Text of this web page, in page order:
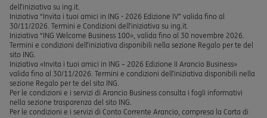
dell’iniziativa su ing.it.
Iniziativa “Invita i tuoi amici in ING - 2026 Edizione IV” valida fino al
30/11/2026. Termini e Condizioni dell’iniziativa su ing.it.
Iniziativa “ING Welcome Business 100», valida fino al 30 novembre 2026.
Termini e condizioni dell’iniziativa disponibili nella sezione Regalo per te del
sito ING.
Iniziativa «Invita i tuoi amici in ING – 2026 Edizione II Arancio Business»
valida fino al 30/11/2026. Termini e condizioni dell’iniziativa disponibili nella
sezione Regalo per te del sito ING.
Per le condizioni e i servizi di Arancio Business consulta i fogli informativi
nella sezione trasparenza del sito ING.
Per le condizioni e i servizi di Conto Corrente Arancio, compresa la Carta di